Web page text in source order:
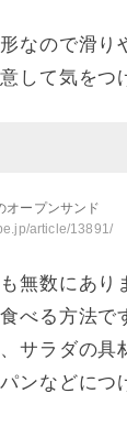
なので滑り
して気をつ
article/13891/
無数にあり
べる方法で
サラダの
ンなどにつ